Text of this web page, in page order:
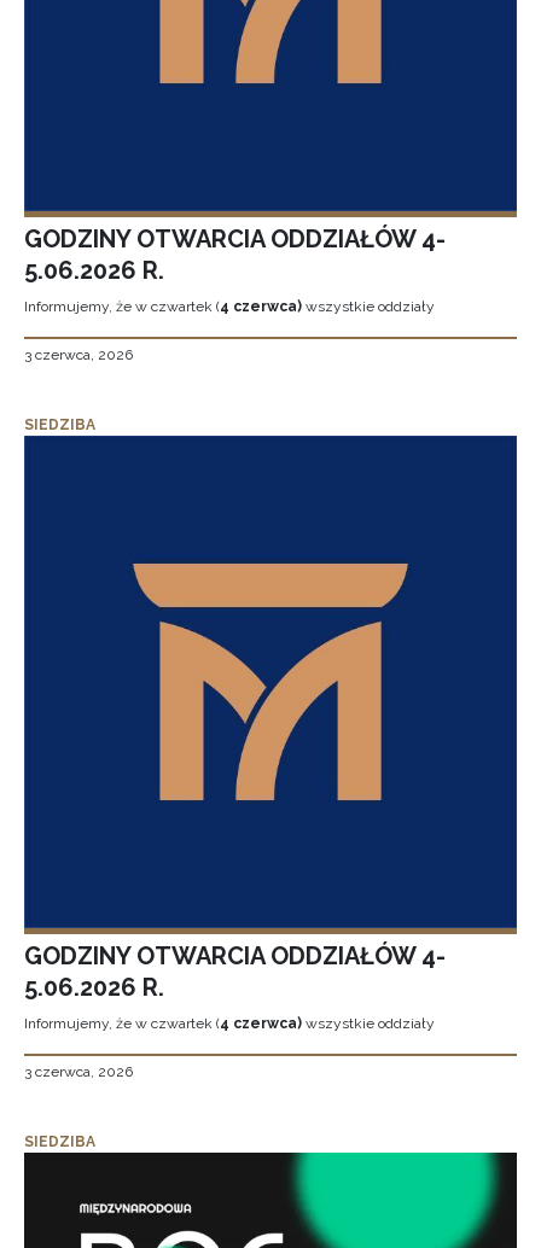
GODZINY OTWARCIA ODDZIAŁÓW 4-
5.06.2026 R.
Informujemy, że w czwartek (4 czerwca) wszystkie oddziały
3 czerwca, 2026
SIEDZIBA
GODZINY OTWARCIA ODDZIAŁÓW 4-
5.06.2026 R.
Informujemy, że w czwartek (4 czerwca) wszystkie oddziały
3 czerwca, 2026
SIEDZIBA